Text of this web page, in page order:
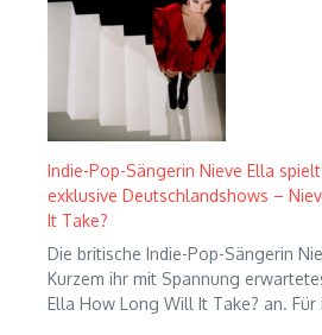
Indie-Pop-Sängerin Nieve Ella
exklusive Deutschlandshows –
It Take?
Die britische Indie-Pop-Sängerin
Kurzem ihr mit Spannung
Ella How Long Will It Take? an. Für